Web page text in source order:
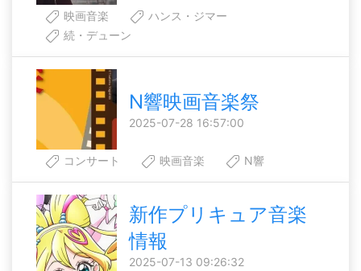
映画音楽
ハンス・ジマー
続・デューン
N響映画音楽祭
2025-07-28 16:57:00
コンサート 映画音楽 N響
新作プリキュア音楽
情報
2025-07-13 09:26:32